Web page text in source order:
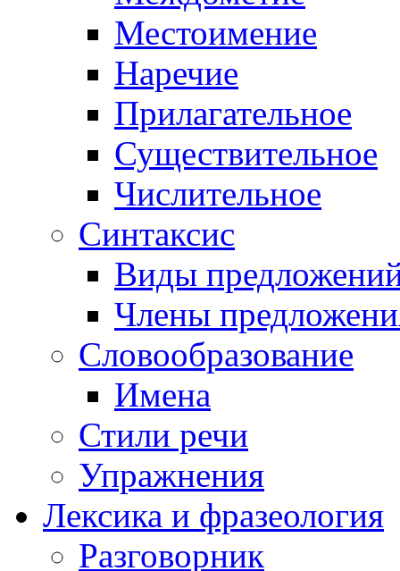
Местоимение
Наречие
Прилагательное
Существительное
Числительное
Синтаксис
Виды
Члены
Словообразование
Имена
Стили речи
Упражнения
Лексика и фразеология
Разговорник